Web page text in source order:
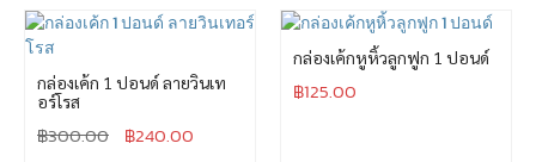
กล่องเค้ก 1 ปอนด์ ลายวินเท
อร์โรส
฿300.00 ฿240.00
กล่องเค้กหูหิ้วลูกฟูก 1 ปอนด์
฿125.00